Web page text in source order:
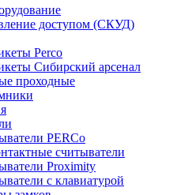
доступом (СКУД)
Perco
Сибирский арсенал
проходные
PERCo
считыватели
Proximity
с клавиатурой